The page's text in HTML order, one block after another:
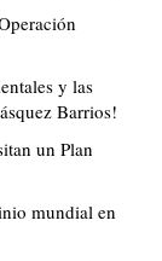
y las
Barrios!
un Plan
mundial en